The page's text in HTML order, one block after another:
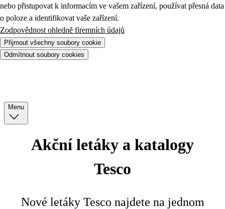
nebo přistupovat k informacím ve vašem zařízení, používat přesná data
o poloze a identifikovat vaše zařízení.
Zodpovědnost ohledně firemních údajů
Přijmout všechny soubory cookie
Odmítnout soubory cookies
Menu
Akční letáky a katalogy
Tesco
Nové letáky Tesco najdete na jednom